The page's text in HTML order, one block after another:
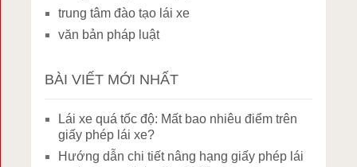
trung tâm đào tạo lái xe
văn bản pháp luật
BÀI VIẾT MỚI NHẤT
Lái xe quá tốc độ: Mất bao nhiêu điểm trên
giấy phép lái xe?
Hướng dẫn chi tiết nâng hạng giấy phép lái